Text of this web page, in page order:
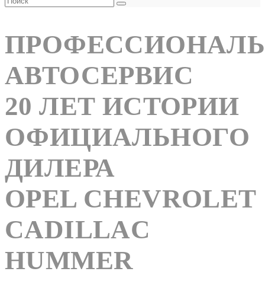
АВТОСЕРВИC
20 ЛЕТ ИСТОРИИ
ОФИЦИАЛЬНОГО
ДИЛЕРА
OPEL CHEVROLET
CADILLAC
HUMMER